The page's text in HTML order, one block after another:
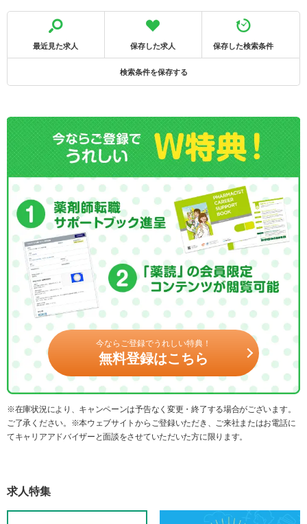
最近見た求人 保存した求人 保存した検索条件
検索条件を保存する
今ならご登録でうれしい特典！
無料登録はこちら
※在庫状況により、キャンペーンは予告なく変更・終了する場合がございます。
ご了承ください。※本ウェブサイトからご登録いただき、ご来社またはお電話に
てキャリアアドバイザーと面談をさせていただいた方に限ります。
求人特集